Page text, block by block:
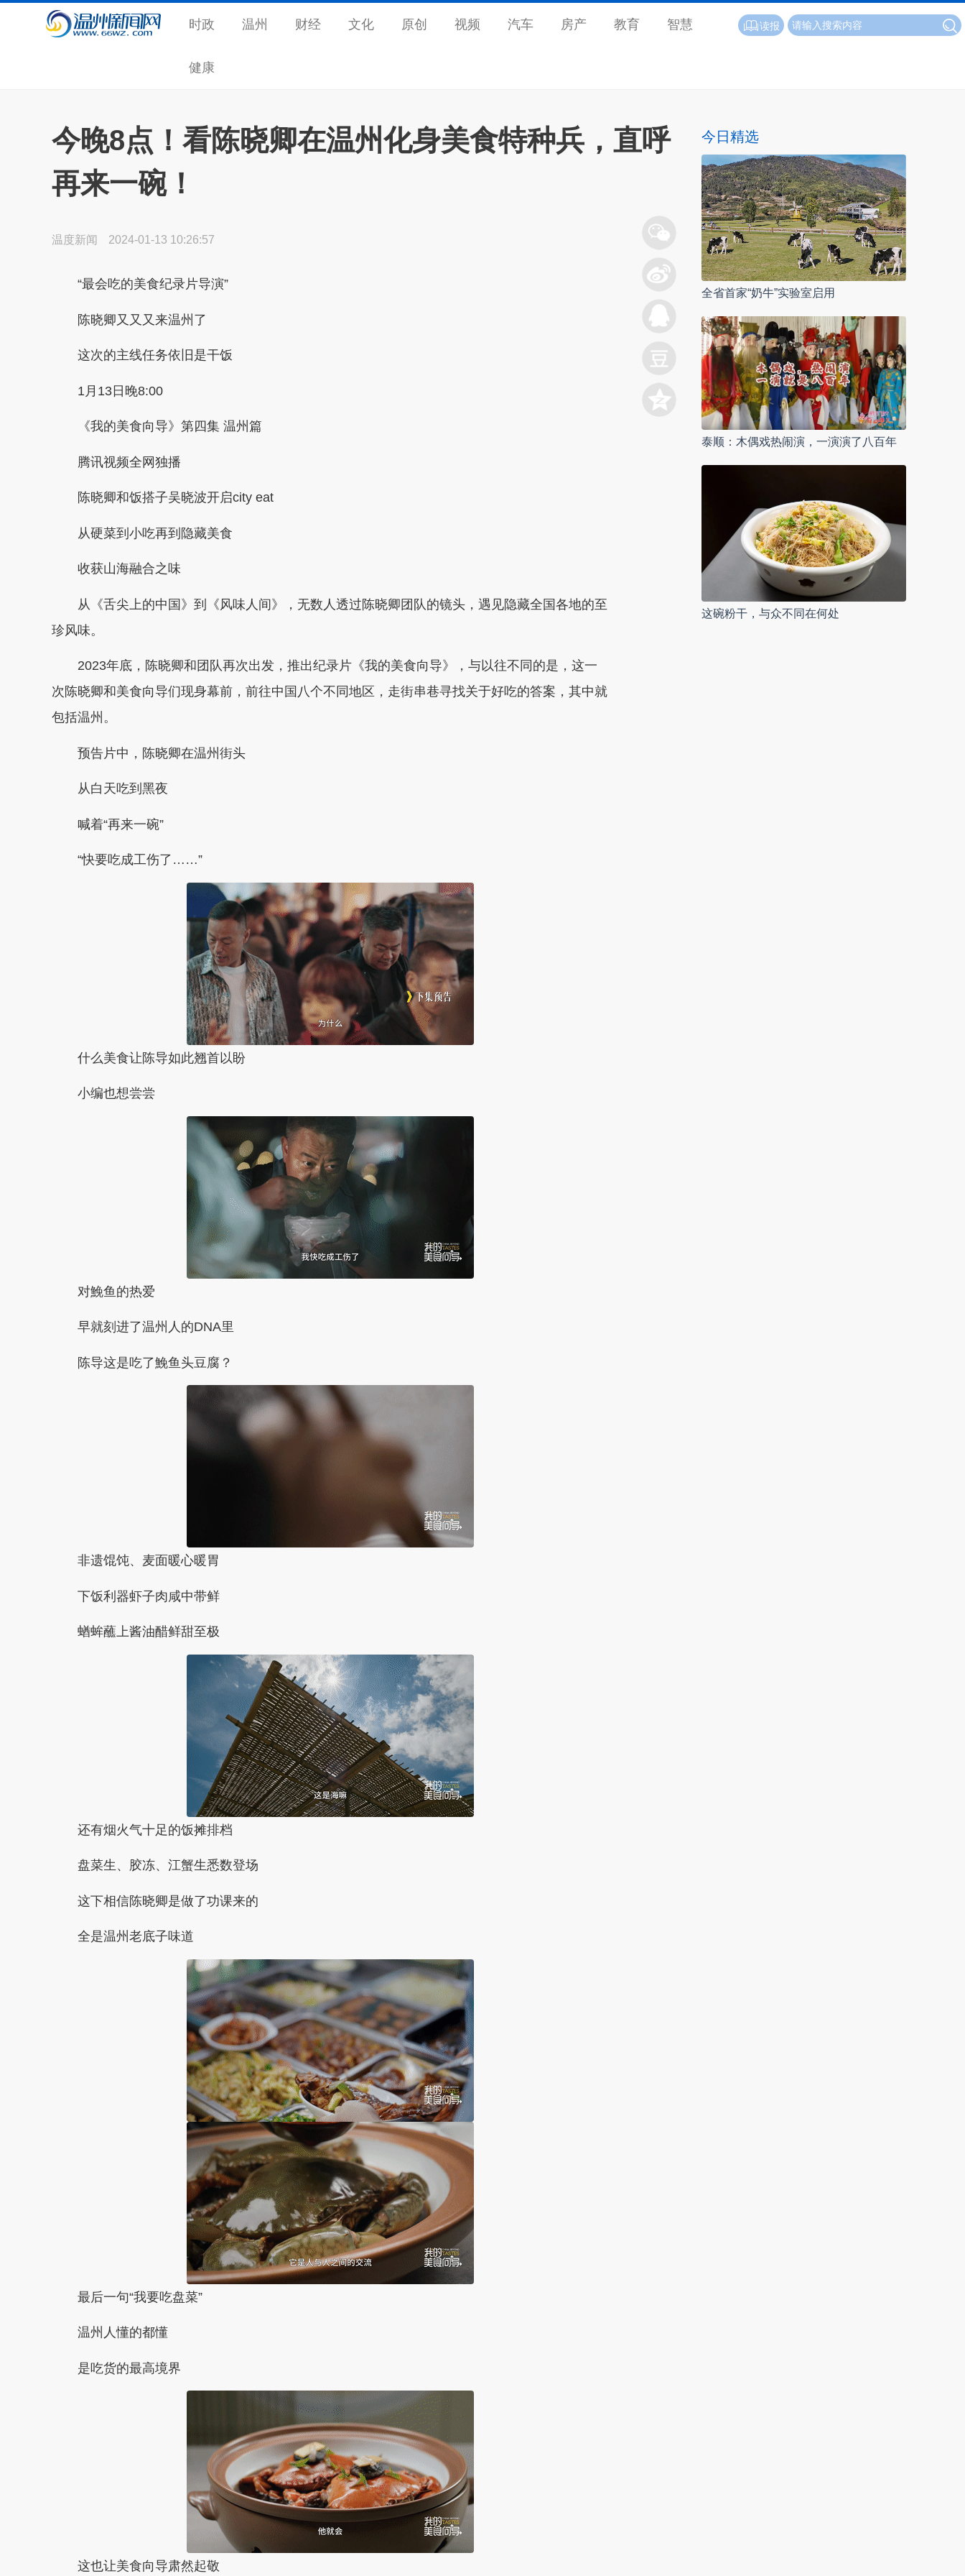
时政 温州 财经 文化 原创 视频 汽车 房产 教育 智慧
健康
读报
今晚8点！看陈晓卿在温州化身美食特种兵，直呼
再来一碗！
温度新闻 2024-01-13 10:26:57
“最会吃的美食纪录片导演”
陈晓卿又又又来温州了
这次的主线任务依旧是干饭
1月13日晚8:00
《我的美食向导》第四集 温州篇
腾讯视频全网独播
陈晓卿和饭搭子吴晓波开启city eat
从硬菜到小吃再到隐藏美食
收获山海融合之味
从《舌尖上的中国》到《风味人间》，无数人透过陈晓卿团队的镜头，遇见隐藏全国各地的至
珍风味。
2023年底，陈晓卿和团队再次出发，推出纪录片《我的美食向导》，与以往不同的是，这一
次陈晓卿和美食向导们现身幕前，前往中国八个不同地区，走街串巷寻找关于好吃的答案，其中就
包括温州。
预告片中，陈晓卿在温州街头
从白天吃到黑夜
喊着“再来一碗”
“快要吃成工伤了……”
什么美食让陈导如此翘首以盼
小编也想尝尝
对鮸鱼的热爱
早就刻进了温州人的DNA里
陈导这是吃了鮸鱼头豆腐？
非遗馄饨、麦面暖心暖胃
下饭利器虾子肉咸中带鲜
蝤蛑蘸上酱油醋鲜甜至极
还有烟火气十足的饭摊排档
盘菜生、胶冻、江蟹生悉数登场
这下相信陈晓卿是做了功课来的
全是温州老底子味道
最后一句“我要吃盘菜”
温州人懂的都懂
是吃货的最高境界
这也让美食向导肃然起敬
今日精选
全省首家“奶牛”实验室启用
泰顺：木偶戏热闹演，一演演了八百年
这碗粉干，与众不同在何处